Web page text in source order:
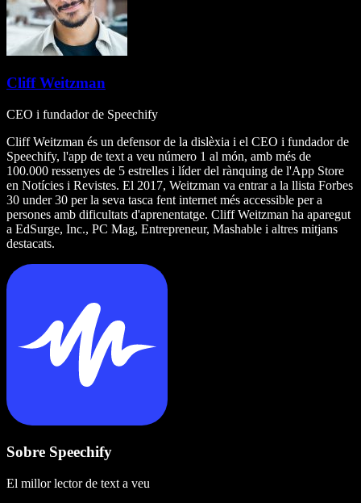
Cliff Weitzman
CEO i fundador de Speechify
Cliff Weitzman és un defensor de la dislèxia i el CEO i fundador de
Speechify, l'app de text a veu número 1 al món, amb més de
100.000 ressenyes de 5 estrelles i líder del rànquing de l'App Store
en Notícies i Revistes. El 2017, Weitzman va entrar a la llista Forbes
30 under 30 per la seva tasca fent internet més accessible per a
persones amb dificultats d'aprenentatge. Cliff Weitzman ha aparegut
a EdSurge, Inc., PC Mag, Entrepreneur, Mashable i altres mitjans
destacats.
Sobre Speechify
El millor lector de text a veu